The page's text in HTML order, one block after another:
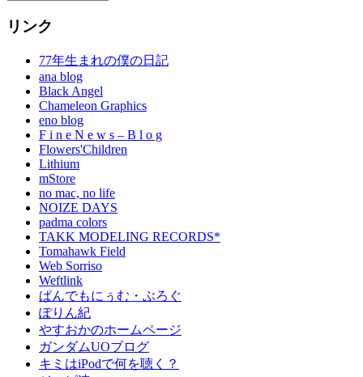
リンク
77年生まれの僕の日記
ana blog
Black Angel
Chameleon Graphics
eno blog
F i n e N e w s – B l o g
Flowers'Children
Lithium
mStore
no mac, no life
NOIZE DAYS
padma colors
TAKK MODELING RECORDS*
Tomahawk Field
Web Sorriso
Weftlink
ぱんでもにぅむ・ぶろぐ
ぽりん紀
やすおかのホームページ
ガンダムUOブログ
キミはiPodで何を聴く？